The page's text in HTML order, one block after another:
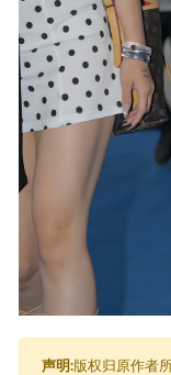
声明:版权归原作者